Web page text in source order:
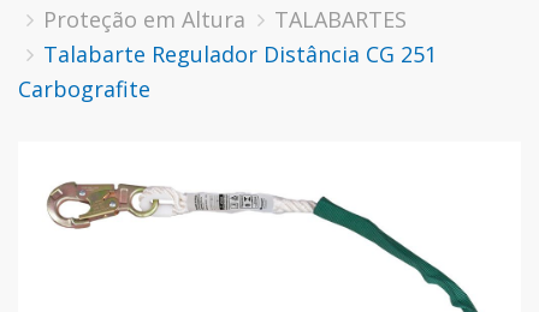
Proteção em Altura
TALABARTES
Talabarte Regulador Distância CG 251
Carbografite